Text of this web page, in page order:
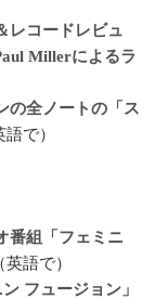
レコードレビュ
Millerによるラ
の全ノートの「ス
語で）
番組「フェミニ
英語で）
フュージョン」